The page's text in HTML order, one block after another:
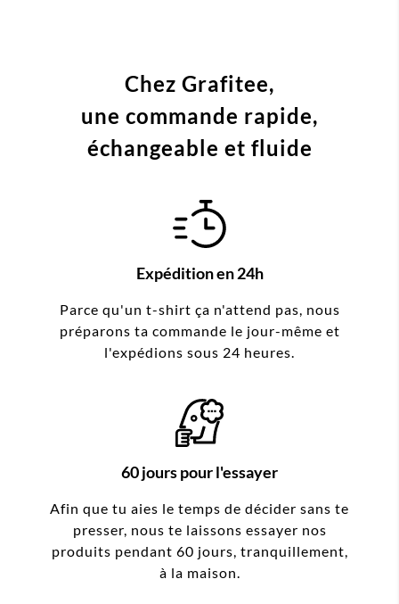
Chez Grafitee,
une commande rapide,
échangeable et fluide
Expédition en 24h
Parce qu'un t-shirt ça n'attend pas, nous
préparons ta commande le jour-même et
l'expédions sous 24 heures.
60 jours pour l'essayer
Afin que tu aies le temps de décider sans te
presser, nous te laissons essayer nos
produits pendant 60 jours, tranquillement,
à la maison.